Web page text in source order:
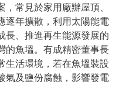
常見於家用廠辦屋頂、
逐年擴散，利用太陽能電
長、推進再生能源發展的
的魚塭。有成精密董事長
生活環境，若在魚塭裝設
氣及鹽份腐蝕，影響發電